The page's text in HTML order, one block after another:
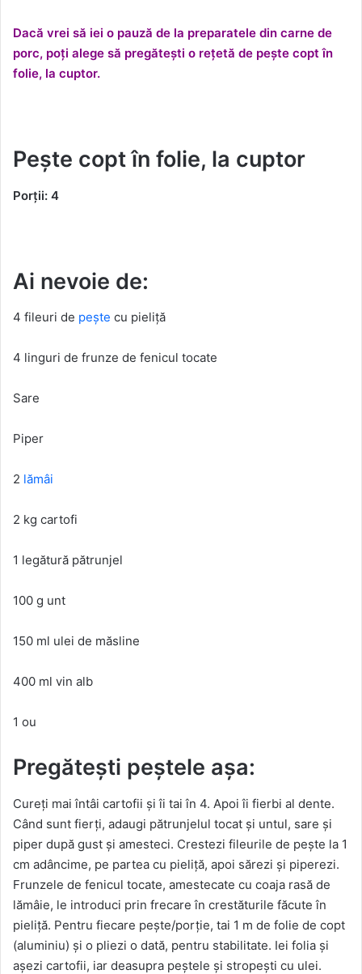
Dacă vrei să iei o pauză de la preparatele din carne de
porc, poți alege să pregătești o rețetă de pește copt în
folie, la cuptor.
Pește copt în folie, la cuptor
Porții: 4
Ai nevoie de:
4 fileuri de pește cu pieliță
4 linguri de frunze de fenicul tocate
Sare
Piper
2 lămâi
2 kg cartofi
1 legătură pătrunjel
100 g unt
150 ml ulei de măsline
400 ml vin alb
1 ou
Pregătești peștele așa:
Cureți mai întâi cartofii și îi tai în 4. Apoi îi fierbi al dente.
Când sunt fierți, adaugi pătrunjelul tocat și untul, sare și
piper după gust și amesteci. Crestezi fileurile de pește la 1
cm adâncime, pe partea cu pieliță, apoi sărezi și piperezi.
Frunzele de fenicul tocate, amestecate cu coaja rasă de
lămâie, le introduci prin frecare în crestăturile făcute în
pieliță. Pentru fiecare pește/porție, tai 1 m de folie de copt
(aluminiu) și o pliezi o dată, pentru stabilitate. Iei folia și
așezi cartofii, iar deasupra peștele și stropești cu ulei.